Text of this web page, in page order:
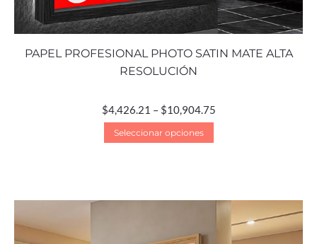
PAPEL PROFESIONAL PHOTO SATIN MATE ALTA
RESOLUCIÓN
$4,426.21 – $10,904.75
Seleccionar opciones